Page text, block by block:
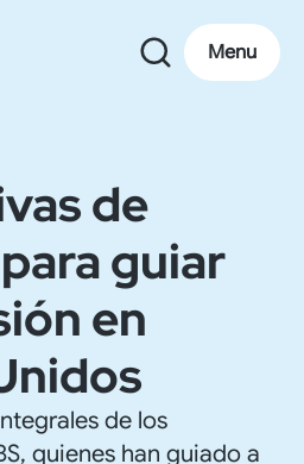
Menu
de
guiar
en
de los
quienes han guiado a